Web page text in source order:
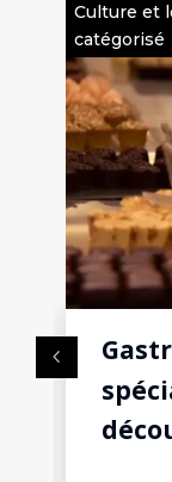
Culture et
catégorisé